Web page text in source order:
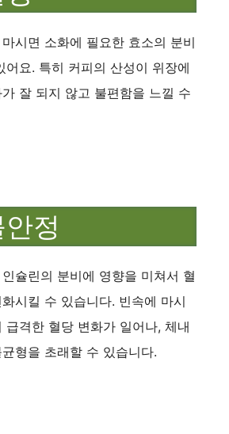
시면 소화에 필요한 효소의 분비
어요. 특히 커피의 산성이 위장에
잘 되지 않고 불편함을 느낄 수
정
슐린의 분비에 영향을 미쳐서 혈
시킬 수 있습니다. 빈속에 마시
급격한 혈당 변화가 일어나, 체내
형을 초래할 수 있습니다.